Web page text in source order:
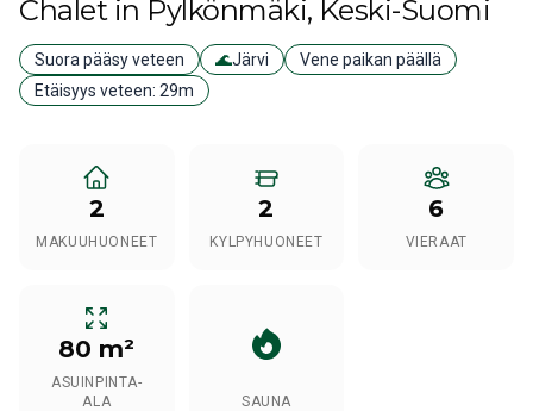
Chalet in Pylkönmäki, Keski-Suomi
Suora pääsy veteen 🌊Järvi
Vene paikan päällä
Etäisyys veteen: 29m
2
MAKUUHUONEET
2
KYLPYHUONEET
6
VIERAAT
80 m²
ASUINPINTA-
ALA
SAUNA